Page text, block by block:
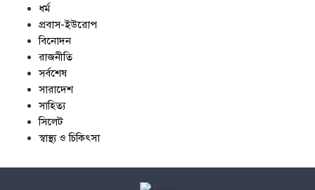
ধর্ম
প্রবাস-ইউরোপ
বিনোদন
রাজনীতি
সর্বশেষ
সারাদেশ
সাহিত্য
সিলেট
স্বাস্থ্য ও চিকিৎসা